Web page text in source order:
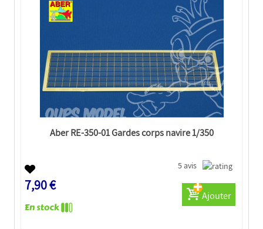
Aber RE-350-01 Gardes corps navire 1/350
5 avis
7,90 €
Ajouter